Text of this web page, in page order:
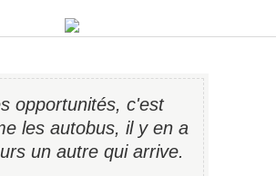
opportunités, c'est
les autobus, il y en a
un autre qui arrive.